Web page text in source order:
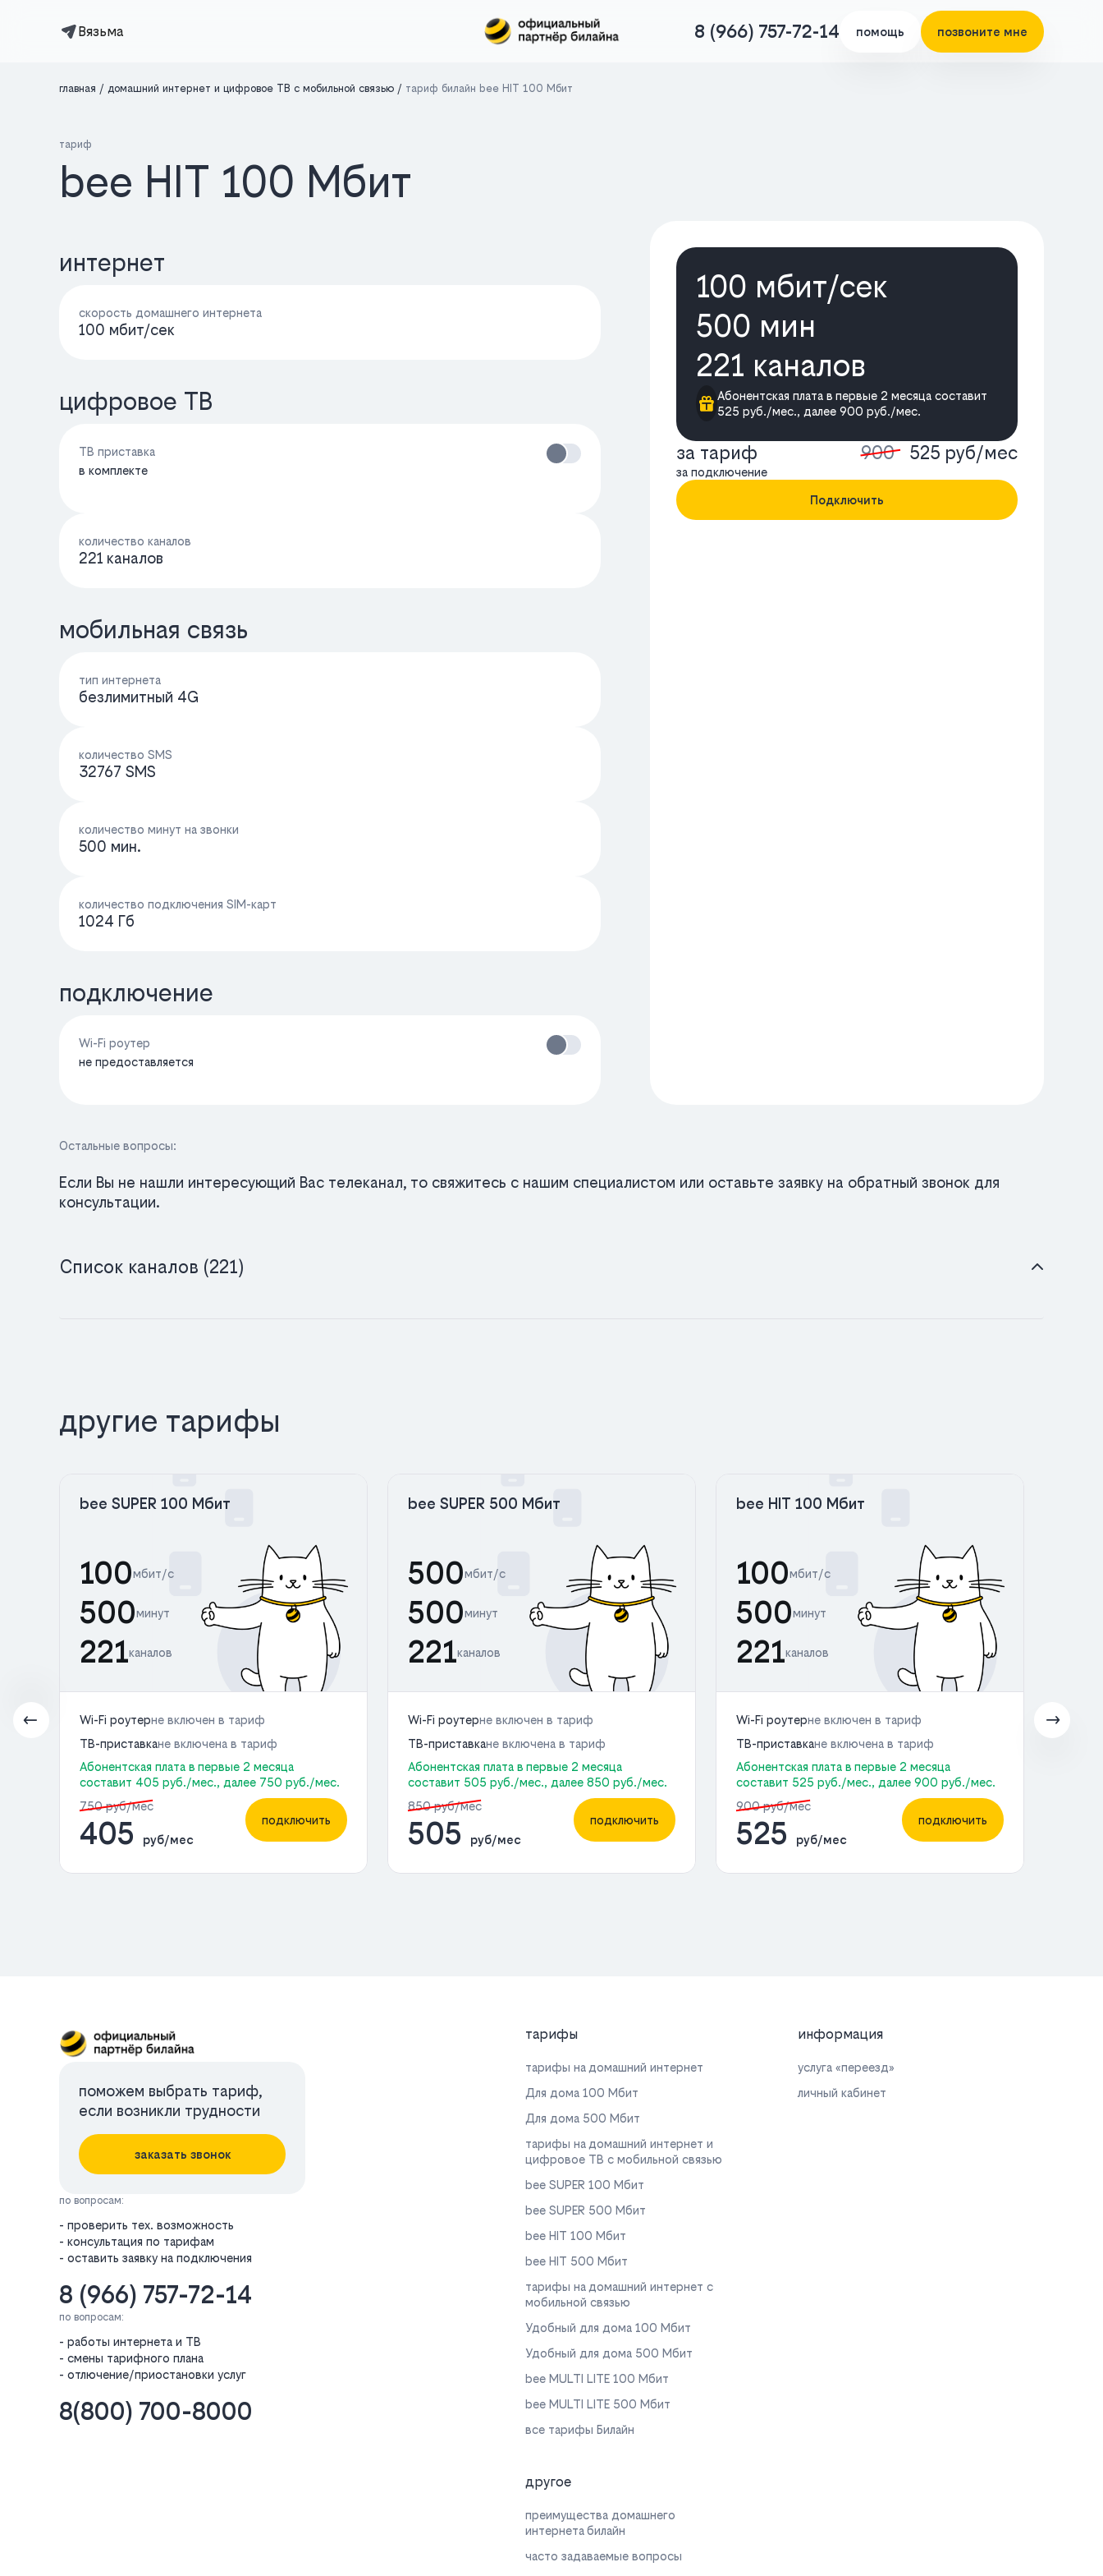
Вязьма 8 (966) 757-72-14 помощь позвоните мне
главная домашний интернет и цифровое ТВ с мобильной связью тариф билайн bee HIT 100 Мбит
тариф
bee HIT 100 Мбит
интернет
скорость домашнего интернета
100 мбит/cек
цифровое ТВ
ТВ приставка
в комплекте
количество каналов
221 каналов
мобильная связь
тип интернета
безлимитный 4G
количество SMS
32767 SMS
количество минут на звонки
500 мин.
количество подключения SIM-карт
1024 Гб
подключение
Wi-Fi роутер
не предоставляется
100 мбит/cек
500 мин
221 каналов
Абонентская плата в первые 2 месяца составит
525 руб./мес., далее 900 руб./мес.
за тариф 900 525 руб/мес
за подключение
Подключить
Остальные вопросы:
Если Вы не нашли интересующий Вас телеканал, то свяжитесь с нашим специалистом или оставьте заявку на обратный звонок для
консультации.
Список каналов (221)
другие тарифы
bee SUPER 100 Мбит
100мбит/с
500минут
221каналов
Wi-Fi роутерне включен в тариф
ТВ-приставкане включена в тариф
Абонентская плата в первые 2 месяца
составит 405 руб./мес., далее 750 руб./мес.
750 руб/мес
405 руб/мес
подключить
bee SUPER 500 Мбит
500мбит/с
500минут
221каналов
Wi-Fi роутерне включен в тариф
ТВ-приставкане включена в тариф
Абонентская плата в первые 2 месяца
составит 505 руб./мес., далее 850 руб./мес.
850 руб/мес
505 руб/мес
подключить
bee HIT 100 Мбит
100мбит/с
500минут
221каналов
Wi-Fi роутерне включен в тариф
ТВ-приставкане включена в тариф
Абонентская плата в первые 2 месяца
составит 525 руб./мес., далее 900 руб./мес.
900 руб/мес
525 руб/мес
подключить
поможем выбрать тариф,
если возникли трудности
заказать звонок
по вопросам:
- проверить тех. возможность
- консультация по тарифам
- оставить заявку на подключения
8 (966) 757-72-14
по вопросам:
- работы интернета и ТВ
- смены тарифного плана
- отлючение/приостановки услуг
8(800) 700-8000
тарифы
тарифы на домашний интернет
Для дома 100 Мбит
Для дома 500 Мбит
тарифы на домашний интернет и
цифровое ТВ с мобильной связью
bee SUPER 100 Мбит
bee SUPER 500 Мбит
bee HIT 100 Мбит
bee HIT 500 Мбит
тарифы на домашний интернет с
мобильной связью
Удобный для дома 100 Мбит
Удобный для дома 500 Мбит
bee MULTI LITE 100 Мбит
bee MULTI LITE 500 Мбит
все тарифы Билайн
информация
услуга «переезд»
личный кабинет
другое
преимущества домашнего
интернета билайн
часто задаваемые вопросы